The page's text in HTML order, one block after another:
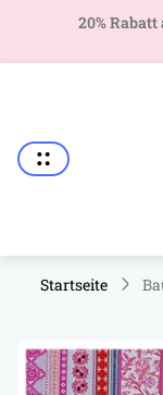
20%
Startseite